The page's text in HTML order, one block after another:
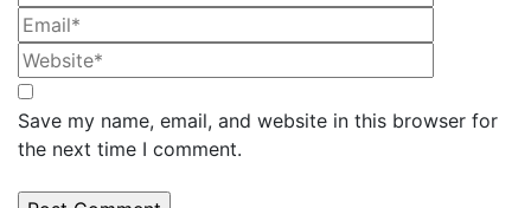
Save my name, email, and website in this browser for
the next time I comment.